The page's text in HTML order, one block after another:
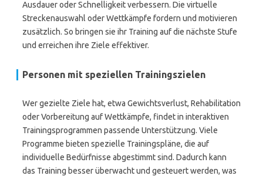
Ausdauer oder Schnelligkeit verbessern. Die virtuelle
Streckenauswahl oder Wettkämpfe fordern und motivieren
zusätzlich. So bringen sie ihr Training auf die nächste Stufe
und erreichen ihre Ziele effektiver.
Personen mit speziellen Trainingszielen
Wer gezielte Ziele hat, etwa Gewichtsverlust, Rehabilitation
oder Vorbereitung auf Wettkämpfe, findet in interaktiven
Trainingsprogrammen passende Unterstützung. Viele
Programme bieten spezielle Trainingspläne, die auf
individuelle Bedürfnisse abgestimmt sind. Dadurch kann
das Training besser überwacht und gesteuert werden, was